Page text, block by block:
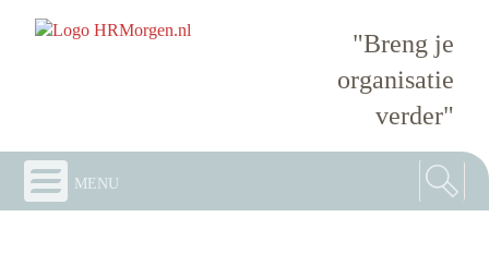
"Breng je
organisatie
verder"
menu